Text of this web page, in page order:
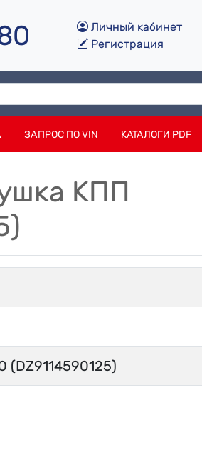
Личный кабинет
Регистрация
ЗАПРОС ПО VIN КАТАЛОГИ PDF
КПП